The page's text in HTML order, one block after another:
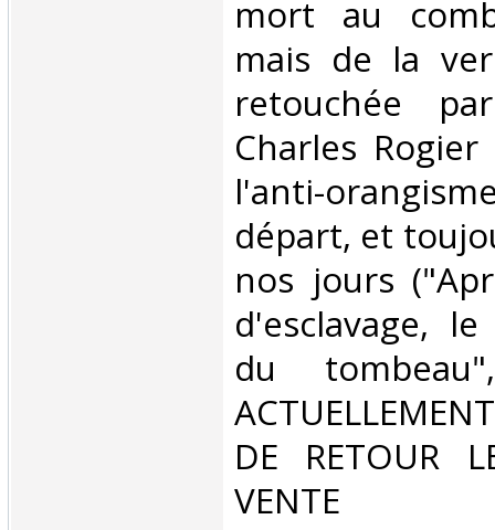
mort au
mais de la
retouchée
Charles
l'anti-
départ, et
nos jours
d'esclavage,
du
DE RETOUR